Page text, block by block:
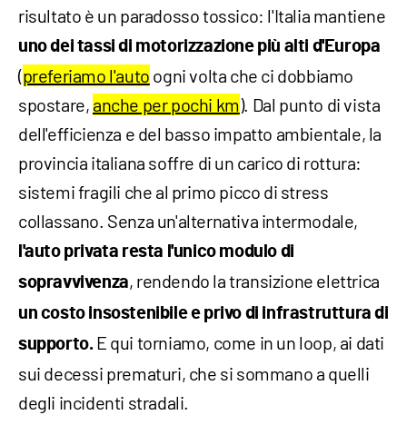
risultato è un paradosso tossico: l'Italia mantiene
uno dei tassi di motorizzazione più alti d'Europa
(preferiamo l'auto ogni volta che ci dobbiamo
spostare, anche per pochi km). Dal punto di vista
dell'efficienza e del basso impatto ambientale, la
provincia italiana soffre di un carico di rottura:
sistemi fragili che al primo picco di stress
collassano. Senza un'alternativa intermodale,
l'auto privata resta l'unico modulo di
sopravvivenza, rendendo la transizione elettrica
un costo insostenibile e privo di infrastruttura di
supporto. E qui torniamo, come in un loop, ai dati
sui decessi prematuri, che si sommano a quelli
degli incidenti stradali.